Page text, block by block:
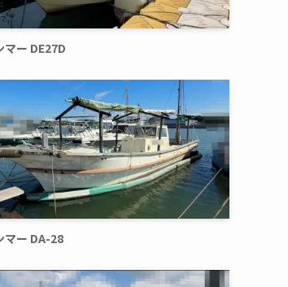
マー DE27D
マー DA-28